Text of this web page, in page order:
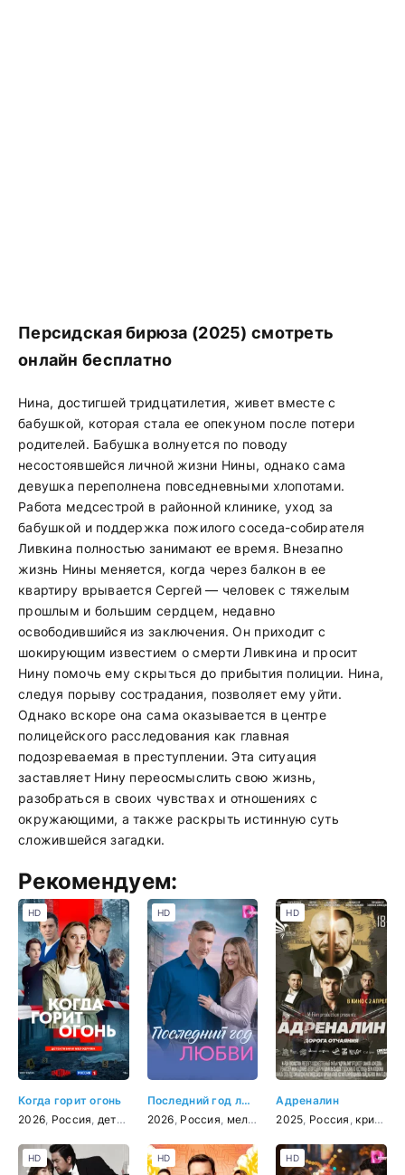
Персидская бирюза (2025) смотреть
онлайн бесплатно
Нина, достигшей тридцатилетия, живет вместе с
бабушкой, которая стала ее опекуном после потери
родителей. Бабушка волнуется по поводу
несостоявшейся личной жизни Нины, однако сама
девушка переполнена повседневными хлопотами.
Работа медсестрой в районной клинике, уход за
бабушкой и поддержка пожилого соседа-собирателя
Ливкина полностью занимают ее время. Внезапно
жизнь Нины меняется, когда через балкон в ее
квартиру врывается Сергей — человек с тяжелым
прошлым и большим сердцем, недавно
освободившийся из заключения. Он приходит с
шокирующим известием о смерти Ливкина и просит
Нину помочь ему скрыться до прибытия полиции. Нина,
следуя порыву сострадания, позволяет ему уйти.
Однако вскоре она сама оказывается в центре
полицейского расследования как главная
подозреваемая в преступлении. Эта ситуация
заставляет Нину переосмыслить свою жизнь,
разобраться в своих чувствах и отношениях с
окружающими, а также раскрыть истинную суть
сложившейся загадки.
Рекомендуем:
Когда горит огонь
2026 Россия детектив ,мелодрама
HD
Последний год любви
2026 Россия мелодрама
HD
Адреналин
2025 Россия криминал
HD
HD HD HD